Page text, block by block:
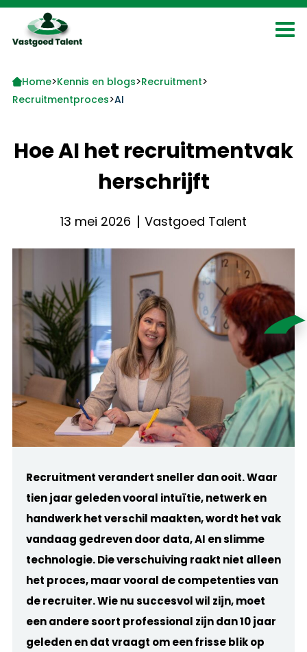
Home>Kennis en blogs>Recruitment>
Recruitmentproces>AI
Hoe AI het recruitmentvak
herschrijft
13 mei 2026 Vastgoed Talent
Recruitment verandert sneller dan ooit. Waar
tien jaar geleden vooral intuïtie, netwerk en
handwerk het verschil maakten, wordt het vak
vandaag gedreven door data, AI en slimme
technologie. Die verschuiving raakt niet alleen
het proces, maar vooral de competenties van
de recruiter. Wie nu succesvol wil zijn, moet
een andere soort professional zijn dan 10 jaar
geleden en dat vraagt om een frisse blik op